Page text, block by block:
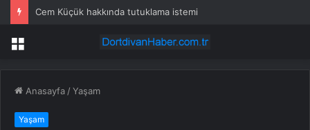
Menü
Anasayfa /Yaşam
Yaşam